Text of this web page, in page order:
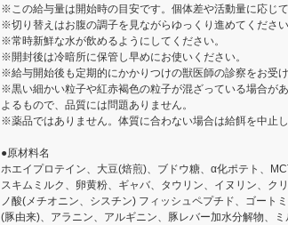
※この給与量は開始時の目安です。個体差や活動量に応じて
※切り替えはお腹の調子を見ながらゆっくり進めてください
※常時新鮮な水が飲めるようにしてください。
※開封後は冷暗所に保管し早めにお使いください。
※給与開始後も定期的にかかりつけの獣医師の診察をお受け
※黒い細かい粒子や紅赤褐色の粒子が混ざっている場合が
よるもので、品質には問題ありません。
※薬品ではありません。体質に合わない場合は給餌を中止
●原材料名
ホエイプロテイン、大豆(焙煎)、ブドウ糖、α化ポテト、
スキムミルク、卵黄粉、ギャバ、タウリン、イヌリン、ク
ノ酸(メチオニン、シスチン) フィッシュペプチド、ゴート
(豚由来)、アラニン、アルギニン、豚レバー加水分解物、